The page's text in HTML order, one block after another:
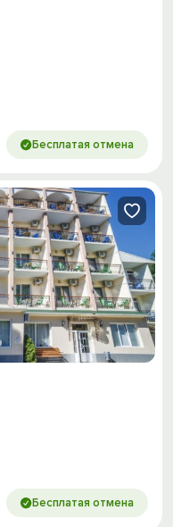
Бесплатая отмена
Бесплатая отмена